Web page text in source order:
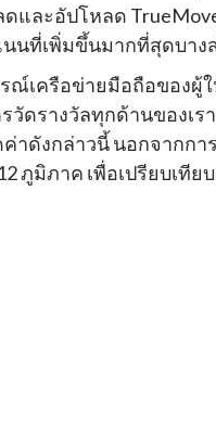
ละอัปโหลด
นที่เพิ่มขึ้นมากที่สุดบา
ณ์เครือข่ายมือถือของผู้
วัดรางวัลทุกด้านของ
าดังกล่าวนี้ นอกจากก
ภูมิภาค เพื่อเปรียบเทีย